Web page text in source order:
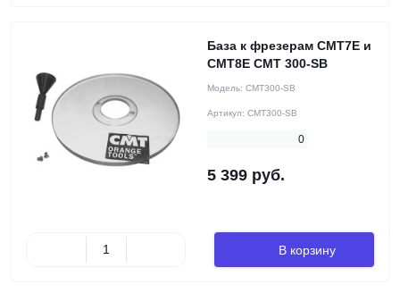
База к фрезерам СМТ7Е и
СМТ8Е CMT 300-SB
Модель: CMT300-SB
Артикул: CMT300-SB
0
5 399 руб.
В корзину